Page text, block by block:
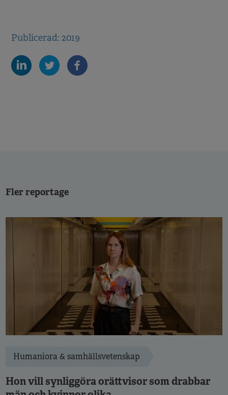
Publicerad: 2019
Fler reportage
Humaniora & samhällsvetenskap
Hon vill synliggöra orättvisor som drabbar